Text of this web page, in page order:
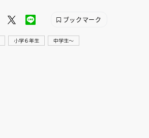
ブックマーク
小学６年生 中学生〜